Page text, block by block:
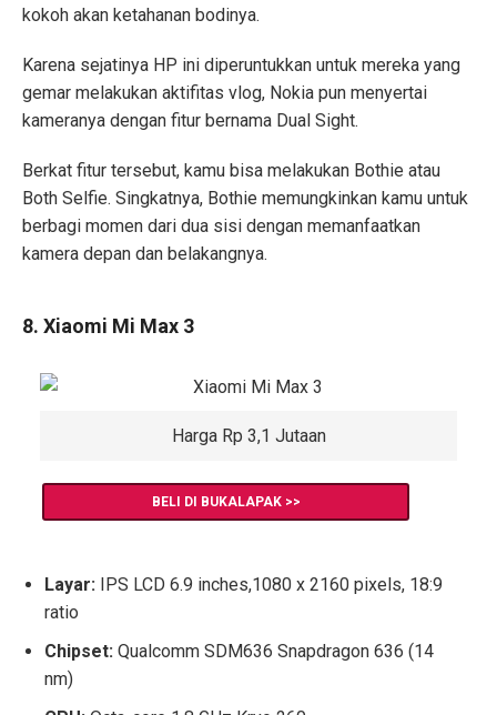
kokoh akan ketahanan bodinya.
Karena sejatinya HP ini diperuntukkan untuk mereka yang
gemar melakukan aktifitas vlog, Nokia pun menyertai
kameranya dengan fitur bernama Dual Sight.
Berkat fitur tersebut, kamu bisa melakukan Bothie atau
Both Selfie. Singkatnya, Bothie memungkinkan kamu untuk
berbagi momen dari dua sisi dengan memanfaatkan
kamera depan dan belakangnya.
8. Xiaomi Mi Max 3
Harga Rp 3,1 Jutaan
BELI DI BUKALAPAK >>
Layar: IPS LCD 6.9 inches,1080 x 2160 pixels, 18:9
ratio
Chipset: Qualcomm SDM636 Snapdragon 636 (14
nm)